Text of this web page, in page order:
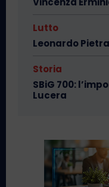
Lutto
Leonardo
Storia
SBiG 700:
Lucera